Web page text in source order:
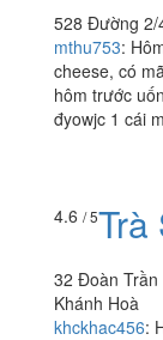
528 Đường
cheese, có
hôm trước